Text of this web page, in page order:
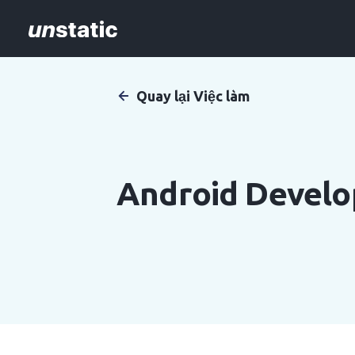
Quay lại Việc làm
Android